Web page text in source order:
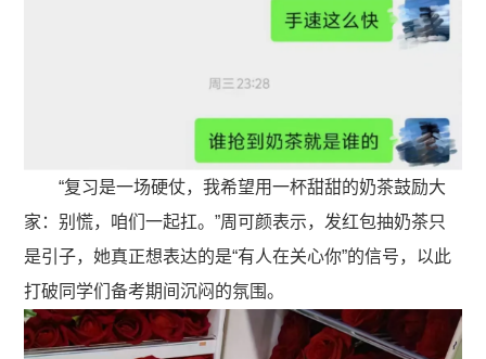
“复习是一场硬仗，我希望用一杯甜甜的奶茶鼓励大
家：别慌，咱们一起扛。”周可颜表示，发红包抽奶茶只
是引子，她真正想表达的是“有人在关心你”的信号，以此
打破同学们备考期间沉闷的氛围。